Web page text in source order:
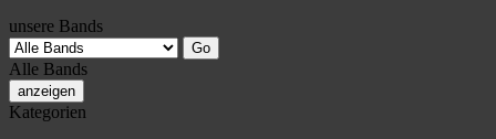
unsere Bands
Alle Bands
anzeigen
Kategorien